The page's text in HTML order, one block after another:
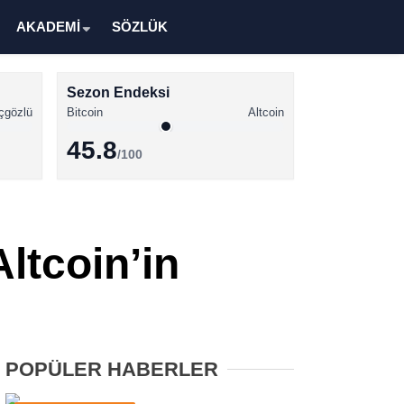
XRP Haberleri
AKADEMİ SÖZLÜK
Sezon Endeksi
Bitcoin Altcoin
45.8/100
POPÜLER HABERLER